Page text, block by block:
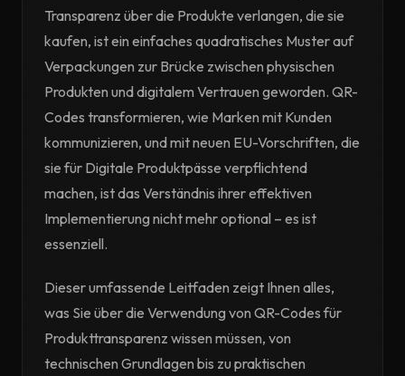
Transparenz über die Produkte verlangen, die sie
kaufen, ist ein einfaches quadratisches Muster auf
Verpackungen zur Brücke zwischen physischen
Produkten und digitalem Vertrauen geworden. QR-
Codes transformieren, wie Marken mit Kunden
kommunizieren, und mit neuen EU-Vorschriften, die
sie für Digitale Produktpässe verpflichtend
machen, ist das Verständnis ihrer effektiven
Implementierung nicht mehr optional – es ist
essenziell.
Dieser umfassende Leitfaden zeigt Ihnen alles,
was Sie über die Verwendung von QR-Codes für
Produkttransparenz wissen müssen, von
technischen Grundlagen bis zu praktischen